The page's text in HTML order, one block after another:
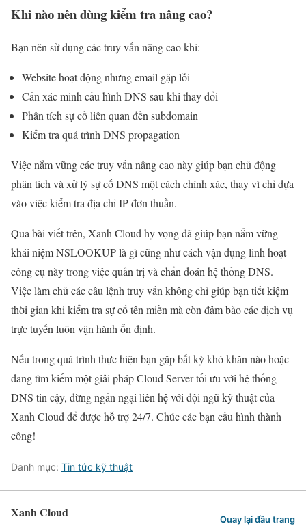
Khi nào nên dùng kiểm tra nâng cao?
Bạn nên sử dụng các truy vấn nâng cao khi:
Website hoạt động nhưng email gặp lỗi
Cần xác minh cấu hình DNS sau khi thay đổi
Phân tích sự cố liên quan đến subdomain
Kiểm tra quá trình DNS propagation
Việc nắm vững các truy vấn nâng cao này giúp bạn chủ động
phân tích và xử lý sự cố DNS một cách chính xác, thay vì chỉ dựa
vào việc kiểm tra địa chỉ IP đơn thuần.
Qua bài viết trên, Xanh Cloud hy vọng đã giúp bạn nắm vững
khái niệm NSLOOKUP là gì cũng như cách vận dụng linh hoạt
công cụ này trong việc quản trị và chẩn đoán hệ thống DNS.
Việc làm chủ các câu lệnh truy vấn không chỉ giúp bạn tiết kiệm
thời gian khi kiểm tra sự cố tên miền mà còn đảm bảo các dịch vụ
trực tuyến luôn vận hành ổn định.
Nếu trong quá trình thực hiện bạn gặp bất kỳ khó khăn nào hoặc
đang tìm kiếm một giải pháp Cloud Server tối ưu với hệ thống
DNS tin cậy, đừng ngần ngại liên hệ với đội ngũ kỹ thuật của
Xanh Cloud để được hỗ trợ 24/7. Chúc các bạn cấu hình thành
công!
Danh mục: Tin tức kỹ thuật
Xanh Cloud Quay lại đầu trang